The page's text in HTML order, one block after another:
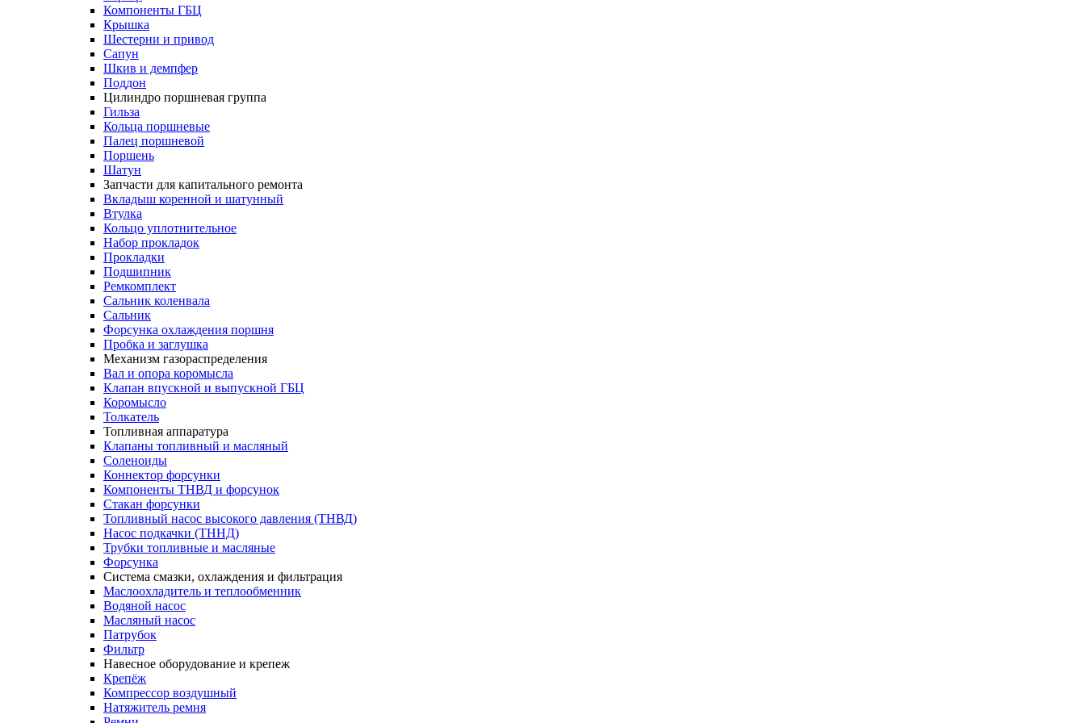
Компоненты ГБЦ
Крышка
Шестерни и привод
Сапун
Шкив и демпфер
Поддон
Цилиндро поршневая группа
Гильза
Кольца поршневые
Палец поршневой
Поршень
Шатун
Запчасти для капитального ремонта
Вкладыш коренной и шатунный
Втулка
Кольцо уплотнительное
Набор прокладок
Прокладки
Подшипник
Ремкомплект
Сальник коленвала
Сальник
Форсунка охлаждения поршня
Пробка и заглушка
Механизм газораспределения
Вал и опора коромысла
Клапан впускной и выпускной ГБЦ
Коромысло
Толкатель
Топливная аппаратура
Клапаны топливный и масляный
Соленоиды
Коннектор форсунки
Компоненты ТНВД и форсунок
Стакан форсунки
Топливный насос высокого давления (ТНВД)
Насос подкачки (ТННД)
Трубки топливные и масляные
Форсунка
Система смазки, охлаждения и фильтрация
Маслоохладитель и теплообменник
Водяной насос
Масляный насос
Патрубок
Фильтр
Навесное оборудование и крепеж
Крепёж
Компрессор воздушный
Натяжитель ремня